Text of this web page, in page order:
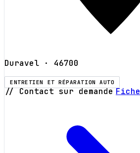
Duravel · 46700
ENTRETIEN ET RÉPARATION AUTO
// Contact sur demande Fiche